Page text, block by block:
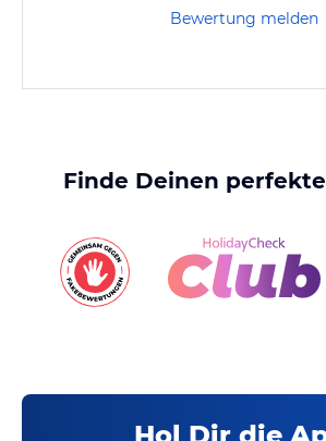
Bewertung melden
Finde Deinen